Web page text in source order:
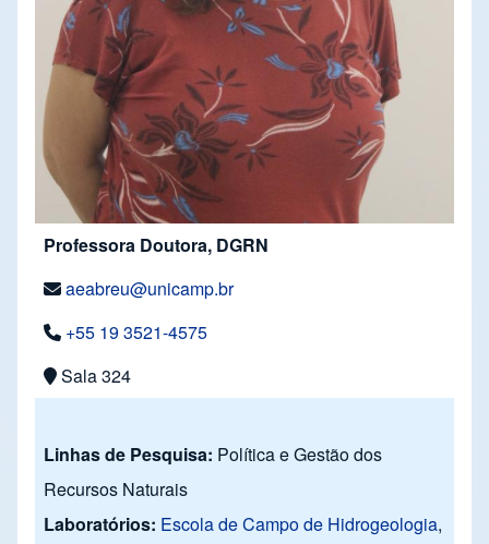
Professora Doutora, DGRN
aeabreu@unicamp.br
+55 19 3521-4575
Sala 324
Linhas de Pesquisa: Política e Gestão dos
Recursos Naturais
Laboratórios: Escola de Campo de Hidrogeologia,